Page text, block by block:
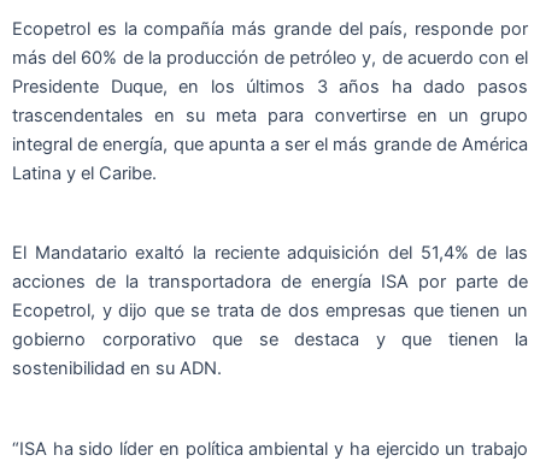
Ecopetrol es la compañía más grande del país, responde por
más del 60% de la producción de petróleo y, de acuerdo con el
Presidente Duque, en los últimos 3 años ha dado pasos
trascendentales en su meta para convertirse en un grupo
integral de energía, que apunta a ser el más grande de América
Latina y el Caribe.
El Mandatario exaltó la reciente adquisición del 51,4% de las
acciones de la transportadora de energía ISA por parte de
Ecopetrol, y dijo que se trata de dos empresas que tienen un
gobierno corporativo que se destaca y que tienen la
sostenibilidad en su ADN.
“ISA ha sido líder en política ambiental y ha ejercido un trabajo